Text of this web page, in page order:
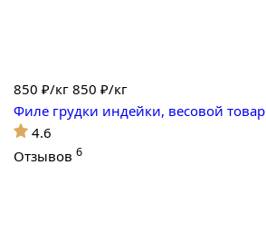
850 ₽/кг 850 ₽/кг
Филе грудки индейки, весовой товар
4.6
Отзывов 6